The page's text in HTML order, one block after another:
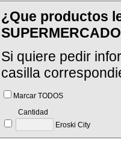
¿Que productos
Si quiere pedir
casilla
Marcar TODOS
Cantidad
Eroski City